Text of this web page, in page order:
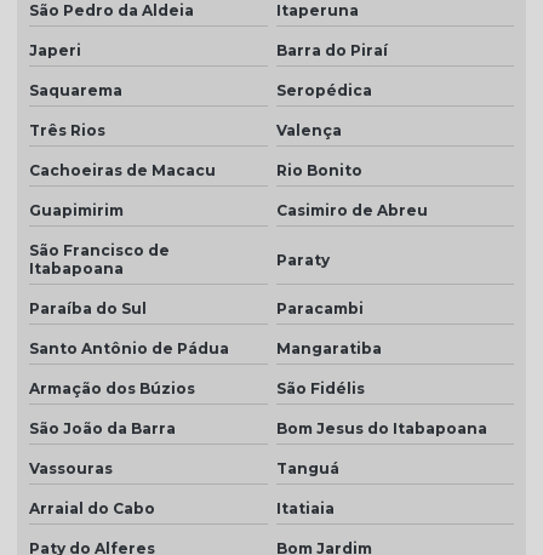
Telha para construção civil
Telha dupla americana
Telha dupla colonial
Telha dupla face esmaltada
Telha dupla portuguesa
Telha dupla preço
Telha dupla romana
Telha em monte carmelo
Telha esmaltado caramelo
Telha grafite
Telha grafite esmaltada
Telha hidrofugada preço
São Pedro da Aldeia Itaperuna
Japeri Barra do Piraí
Saquarema Seropédica
Três Rios Valença
Cachoeiras de Macacu Rio Bonito
Guapimirim Casimiro de Abreu
São Francisco de
Itabapoana
Paraty
Paraíba do Sul Paracambi
Santo Antônio de Pádua Mangaratiba
Armação dos Búzios São Fidélis
São João da Barra Bom Jesus do Itabapoana
Vassouras Tanguá
Arraial do Cabo Itatiaia
Paty do Alferes Bom Jardim